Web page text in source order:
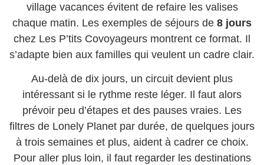
village vacances évitent de refaire les valises
chaque matin. Les exemples de séjours de 8 jours
chez Les P’tits Covoyageurs montrent ce format. Il
s’adapte bien aux familles qui veulent un cadre clair.
Au-delà de dix jours, un circuit devient plus
intéressant si le rythme reste léger. Il faut alors
prévoir peu d’étapes et des pauses vraies. Les
filtres de Lonely Planet par durée, de quelques jours
à trois semaines et plus, aident à cadrer ce choix.
Pour aller plus loin, il faut regarder les destinations